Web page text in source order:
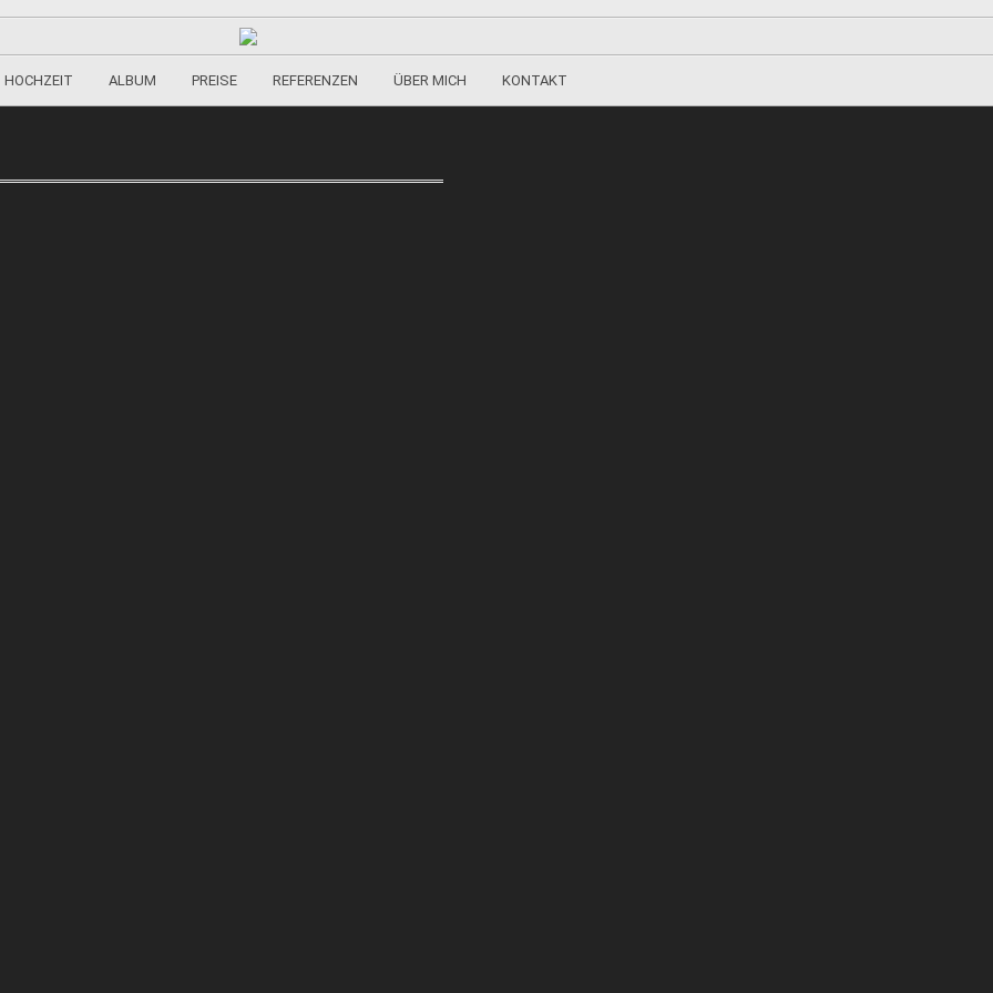
HOCHZEIT ALBUM PREISE REFERENZEN ÜBER MICH KONTAKT